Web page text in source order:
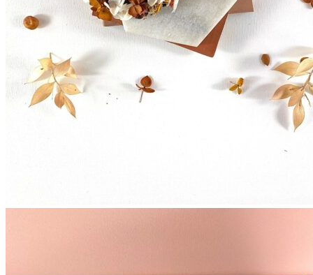
Accueil
La mariée
Couronnes de fleurs